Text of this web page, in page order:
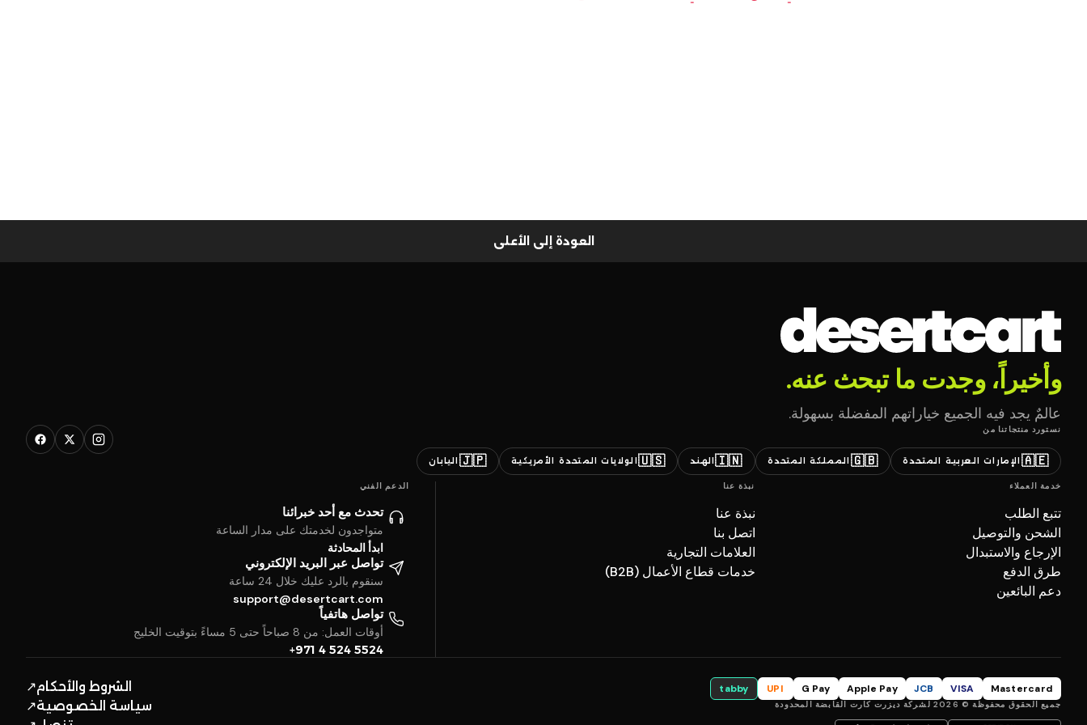
العودة إلى الأعلى
وأخيراً، وجدت ما تبحث عنه.
عالمٌ يجد فيه الجميع خياراتهم المفضلة بسهولة.
نستورد منتجاتنا من
🇦🇪 الإمارات العربية المتحدة 🇬🇧 المملكة المتحدة 🇮🇳الهند 🇺🇸الولايات المتحدة الأمريكية 🇯🇵 اليابان
خدمة العملاء
تتبع الطلب
الشحن والتوصيل
الإرجاع والاستبدال
طرق الدفع
دعم البائعين
نبذة عنا
نبذة عنا
اتصل بنا
العلامات التجارية
خدمات قطاع الأعمال (B2B)
الدعم الفني
تحدث مع أحد خبرائنا
متواجدون لخدمتك على مدار الساعة
ابدأ المحادثة
تواصل عبر البريد الإلكتروني
سنقوم بالرد عليك خلال 24 ساعة
support@desertcart.com
تواصل هاتفياً
أوقات العمل: من 8 صباحاً حتى 5 مساءً بتوقيت الخليج
+971 4 524 5524
Mastercard
VISA
JCB
Apple Pay
G Pay
UPI
tabby
جميع الحقوق محفوظة © 2026 لشركة ديزرت كارت القابضة المحدودة
الشروط والأحكام↗
سياسة الخصوصية↗